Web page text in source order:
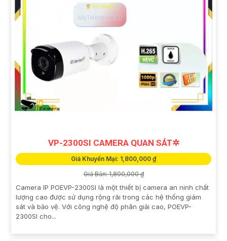
VP-2300SI CAMERA QUAN SÁT✲
Giá Khuyến Mại: 1,800,000 ₫
Giá Bán: 1,800,000 ₫
Camera IP POEVP-2300SI là một thiết bị camera an ninh chất
lượng cao được sử dụng rộng rãi trong các hệ thống giám
sát và bảo vệ. Với công nghệ độ phân giải cao, POEVP-
2300SI cho...